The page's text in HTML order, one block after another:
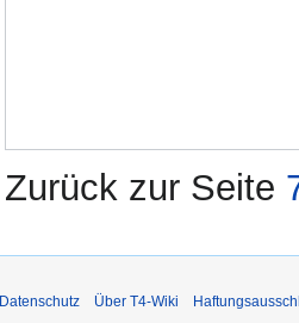
Zurück zur Seite
Datenschutz Über T4-Wiki